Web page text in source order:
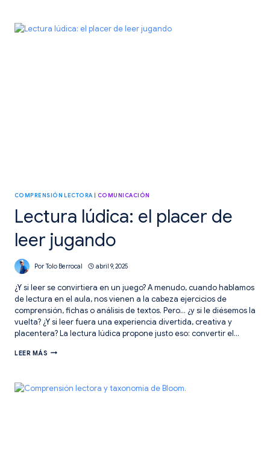
LECTORA
COMPRENSIÓN LECTORA |COMUNICACIÓN
Lectura lúdica: el placer de
leer jugando
Por Tolo Berrocal abril 9, 2025
¿Y si leer se convirtiera en un juego? A menudo, cuando hablamos
de lectura en el aula, nos vienen a la cabeza ejercicios de
comprensión, fichas o análisis de textos. Pero… ¿y si le diésemos la
vuelta? ¿Y si leer fuera una experiencia divertida, creativa y
placentera? La lectura lúdica propone justo eso: convertir el…
LEER MÁS LECTURA
DE